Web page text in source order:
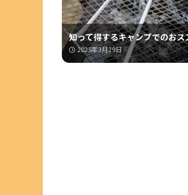
知って得するキャンプでのお
2025年3月29日